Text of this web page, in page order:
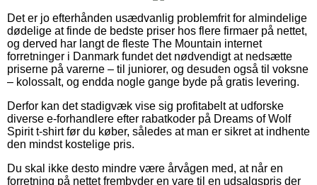
Det er jo efterhånden usædvanlig problemfrit for almindelige
dødelige at finde de bedste priser hos flere firmaer på nettet,
og derved har langt de fleste The Mountain internet
forretninger i Danmark fundet det nødvendigt at nedsætte
priserne på varerne – til juniorer, og desuden også til voksne
– kolossalt, og endda nogle gange byde på gratis levering.
Derfor kan det stadigvæk vise sig profitabelt at udforske
diverse e-forhandlere efter rabatkoder på Dreams of Wolf
Spirit t-shirt før du køber, således at man er sikret at indhente
den mindst kostelige pris.
Du skal ikke desto mindre være årvågen med, at når en
forretning på nettet frembyder en vare til en udsalgspris der